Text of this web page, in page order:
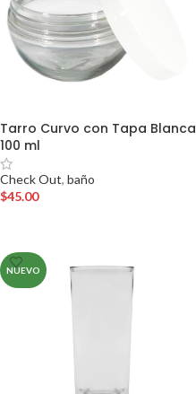
Tarro Curvo con Tapa Blanca
100 ml
Check Out, baño
$45.00
NUEVO